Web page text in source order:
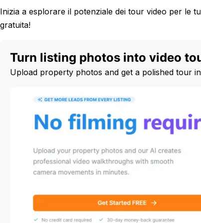
Inizia a esplorare il potenziale dei tour video per le
gratuita!
Turn listing photos into video
Upload property photos and get a polished tour